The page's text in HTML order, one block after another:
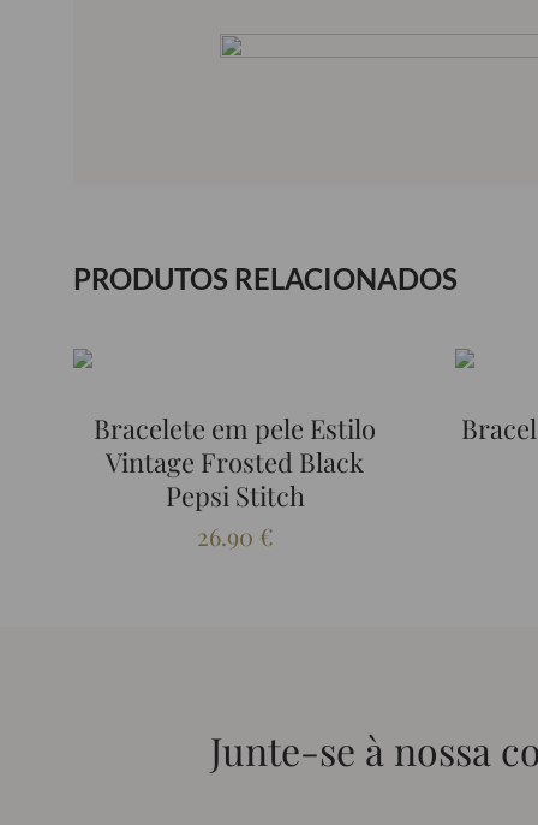
PRODUTOS RELACIONADOS
Bracelete em pele Estilo
Vintage Frosted Black
Pepsi Stitch
26.90 €
Junte-se à nossa